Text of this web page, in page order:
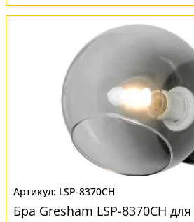
LSP-8370CH
Бра Gresham LSP-8370CH